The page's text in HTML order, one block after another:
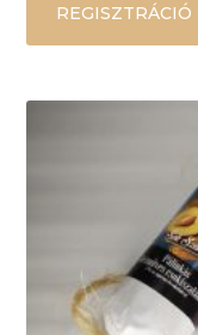
REGISZTRÁCIÓ